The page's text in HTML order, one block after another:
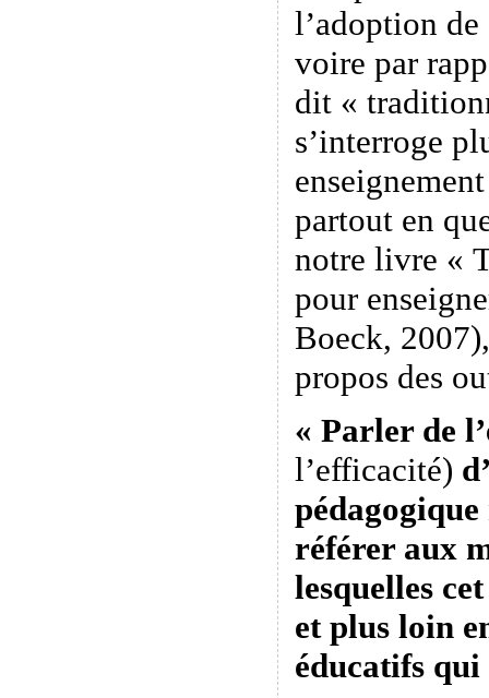
l’adoption
voire par
dit «
s’interroge
partout en
notre livre «
pour
Boeck,
propos des
« Parler de
l’efficacité)
pédagogique
référer aux
lesquelles
et plus loin
éducatifs qui